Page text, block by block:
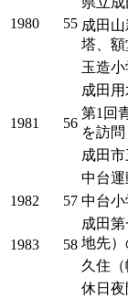
1980 55 成田
塔、
1981 56
玉造
成田
第1回
を訪問
成田
中台
1982
57 中台
1983 58
成田
地先
久住
休日